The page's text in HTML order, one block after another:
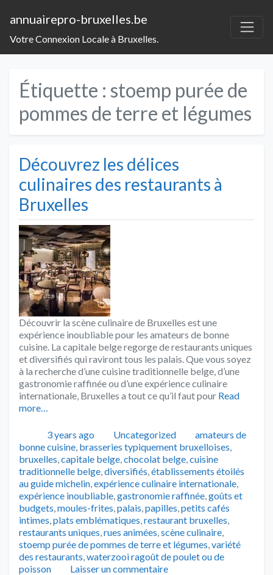
annuairepro-bruxelles.be
Votre Connexion Locale à Bruxelles.
Étiquette : stoemp purée de
pommes de terre et légumes
Découvrez les délices
culinaires des restaurants à
Bruxelles
Découvrir la scène culinaire de Bruxelles est une
expérience inoubliable pour les amateurs de bonne
cuisine. La capitale belge regorge de restaurants uniques
et diversifiés qui raviront tous les palais. Que vous soyez
à la recherche d’une cuisine traditionnelle belge, d’une
gastronomie raffinée ou d’une expérience culinaire
internationale, Bruxelles a tout ce qu’il faut pour Read
more…
Publié3 years ago Catégories
Uncategorized Tags
amateurs de
bonne cuisine, brasseries typiquement bruxelloises,
bruxelles,capitale belge,chocolat belge,cuisine
traditionnelle belge,diversifiés,établissements étoilés
au guide michelin,expérience culinaire internationale,
expérience inoubliable,gastronomie raffinée,goûts et
budgets,moules-frites,palais,papilles,petits cafés
intimes,plats emblématiques,restaurant bruxelles,
restaurants uniques,rues animées,scène culinaire,
stoemp purée de pommes de terre et légumes,variété
des restaurants,waterzooi ragoût de poulet ou de
poisson
Laisser un commentaire